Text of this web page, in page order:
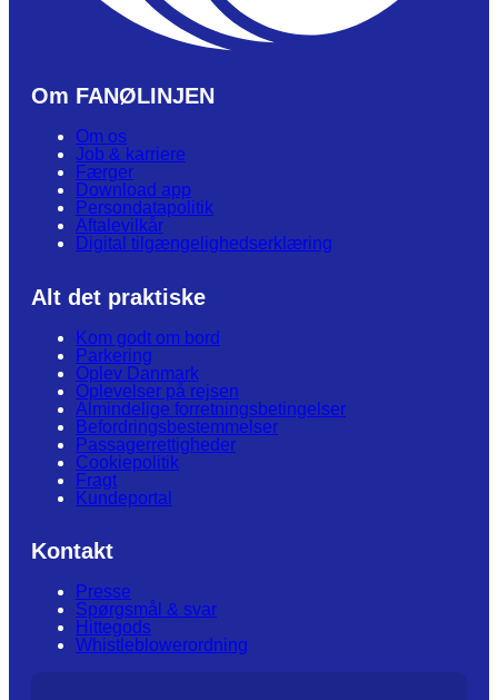
Om FANØLINJEN
Om os
Job & karriere
Færger
Download app
Persondatapolitik
Aftalevilkår
Digital tilgængelighedserklæring
Alt det praktiske
Kom godt om bord
Parkering
Oplev Danmark
Oplevelser på rejsen
Almindelige forretningsbetingelser
Befordringsbestemmelser
Passagerrettigheder
Cookiepolitik
Fragt
Kundeportal
Kontakt
Presse
Spørgsmål & svar
Hittegods
Whistleblowerordning